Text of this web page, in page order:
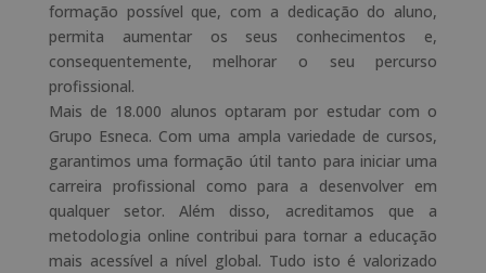
formação possível que, com a dedicação do aluno,
permita aumentar os seus conhecimentos e,
consequentemente, melhorar o seu percurso
profissional.
Mais de 18.000 alunos optaram por estudar com o
Grupo Esneca. Com uma ampla variedade de cursos,
garantimos uma formação útil tanto para iniciar uma
carreira profissional como para a desenvolver em
qualquer setor. Além disso, acreditamos que a
metodologia online contribui para tornar a educação
mais acessível a nível global. Tudo isto é valorizado